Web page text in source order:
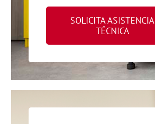
SOLICITA ASISTENCIA
TÉCNICA